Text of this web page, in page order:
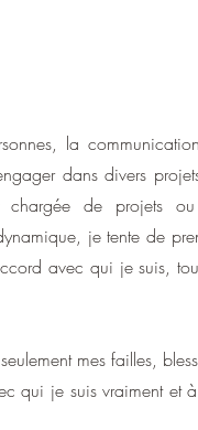
la
dans divers
chargée de projets
je tente de
avec qui je suis,
mes failles,
qui je suis vraiment et